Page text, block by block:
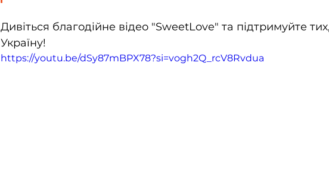
Дивіться благодійне відео "SweetLove" та підтримуйте
Україну!
https://youtu.be/dSy87mBPX78?si=vogh2Q_rcV8Rvdua